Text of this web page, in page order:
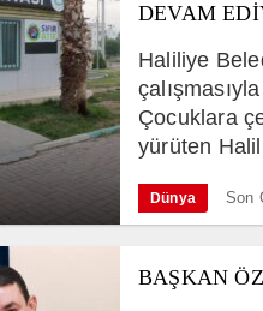
DEVAM
Haliliye
Çocuklara
yürüten
Dünya Son
BAŞKAN